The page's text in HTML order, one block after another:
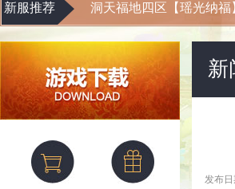
新服推荐 洞天福地四区【瑶光纳福
新
发布日